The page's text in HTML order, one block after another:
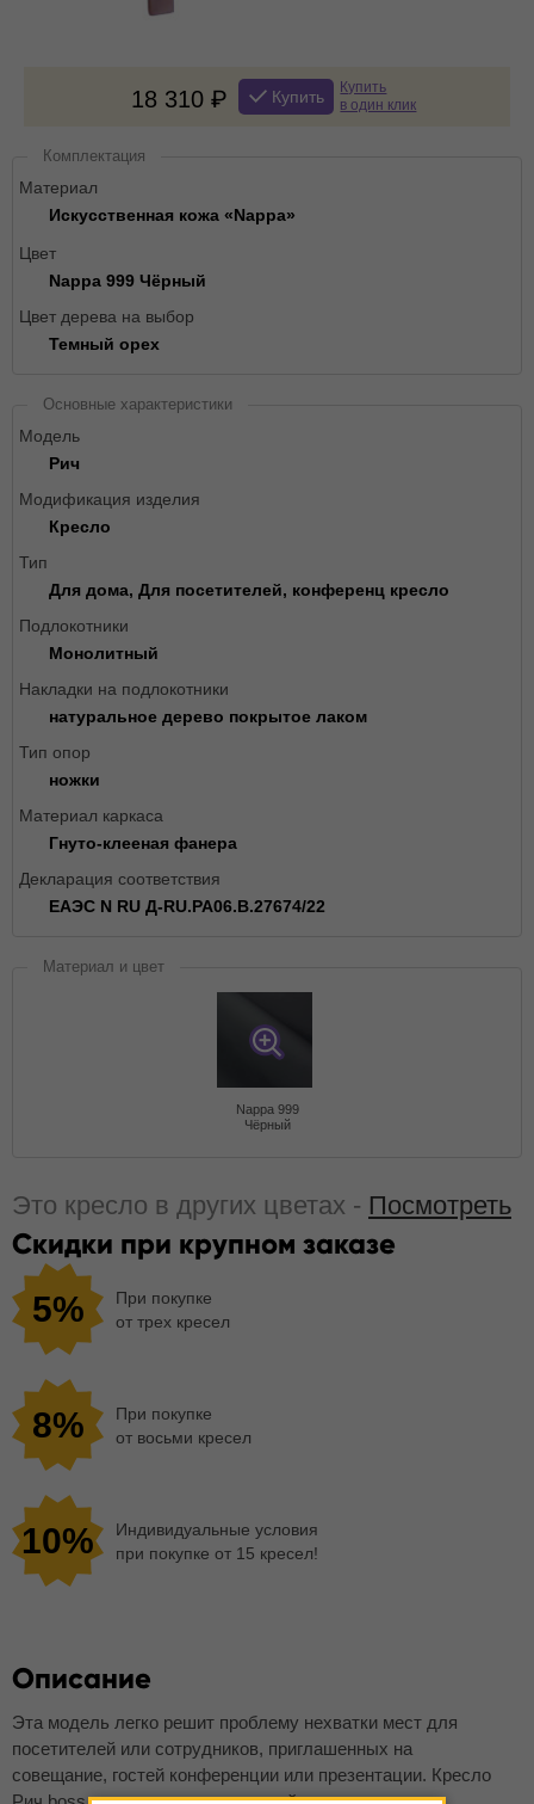
18 310 Купить
Купить
в один клик
Комплектация
Материал
Искусственная кожа «Nappa»
Цвет
Nappa 999 Чёрный
Цвет дерева на выбор
Темный орех
Основные характеристики
Модель
Рич
Модификация изделия
Кресло
Тип
Для дома, Для посетителей, конференц кресло
Подлокотники
Монолитный
Накладки на подлокотники
натуральное дерево покрытое лаком
Тип опор
ножки
Материал каркаса
Гнуто-клееная фанера
Декларация соответствия
ЕАЭС N RU Д-RU.РА06.В.27674/22
Материал и цвет
Nappa 999
Чёрный
Это кресло в других цветах - Посмотреть
Скидки при крупном заказе
5%
При покупке
от трех кресел
8%
При покупке
от восьми кресел
10%
Индивидуальные условия
при покупке от 15 кресел!
Описание
Эта модель легко решит проблему нехватки мест для
посетителей или сотрудников, приглашенных на
совещание, гостей конференции или презентации. Кресло